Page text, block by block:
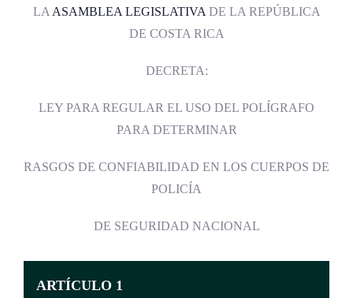
LA ASAMBLEA LEGISLATIVA DE LA REPÚBLICA
DE COSTA RICA
DECRETA:
LEY PARA REGULAR EL USO DEL POLÍGRAFO
PARA DETERMINAR
RASGOS DE CONFIABILIDAD EN LOS CUERPOS DE
POLICÍA
DE SEGURIDAD NACIONAL
ARTÍCULO 1